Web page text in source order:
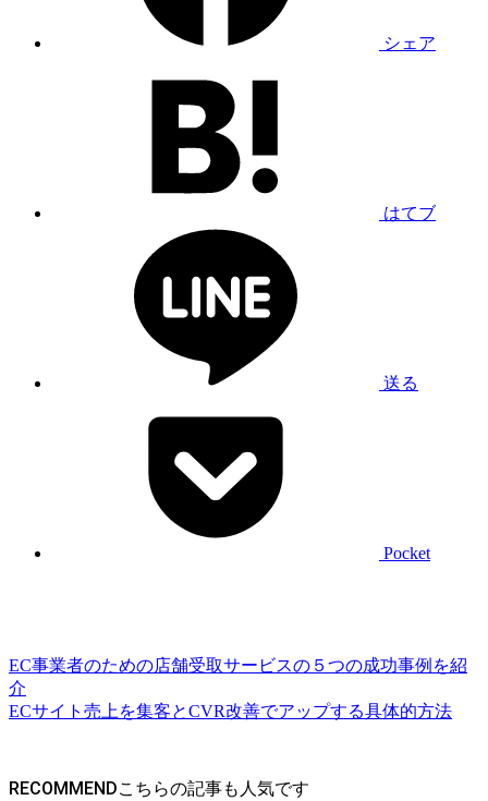
シェア
はてブ
送る
Pocket
EC事業者のための店舗受取サービスの５つの成功事例を紹
介
ECサイト売上を集客とCVR改善でアップする具体的方法
RECOMMEND